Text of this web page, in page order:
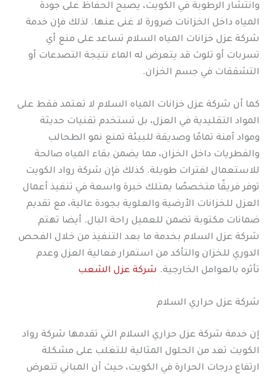
وانتشار الرطوبة في الكويت، يصبح الحفاظ على جودة
المياه داخل الخزانات ضرورة لا غنى عنها. لذلك فإن خدمة
شركة عزل خزانات المياه السلام تساعد على منع أي
تسربات أو تلوث قد يتعرض له الماء نتيجة التصدعات أو
التشققات في جسم الخزان.
كما أن شركة عزل خزانات المياه السلام لا تعتمد فقط على
المواد التقليدية في العزل، بل تستخدم تقنيات حديثة
ومواد آمنة تمامًا وصديقة للبيئة تمنع نمو الطحالب
والفطريات داخل الخزان، مما يضمن بقاء المياه صالحة
للاستعمال لفترات طويلة. كذلك فإن شركة رواد الكويت
توفر فريقًا متخصصًا يمتلك خبرة واسعة في تنفيذ أعمال
العزل للخزانات الأرضية والعلوية بجودة عالية، مع تقديم
ضمانات مكتوبة تضمن للعميل راحة البال. أيضا تهتم
شركة عزل السلام بخدمة ما بعد التنفيذ من خلال الفحص
الدوري للخزان والتأكد من استمرار فعالية العزل وعدم
تأثره بالعوامل الخارجية. شركة عزل الشعب
شركة عزل حراري السلام
إن خدمة شركة عزل حراري السلام التي تقدمها شركة رواد
الكويت تعد من الحلول المثالية للتغلب على مشكلة
ارتفاع درجات الحرارة في الكويت، حيث أن المباني تتعرض